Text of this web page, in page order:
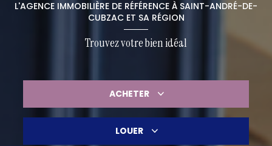
L'AGENCE IMMOBILIÈRE DE RÉFÉRENCE À SAINT-ANDRÉ-DE-
CUBZAC ET SA RÉGION
Trouvez votre bien idéal
ACHETER
LOUER